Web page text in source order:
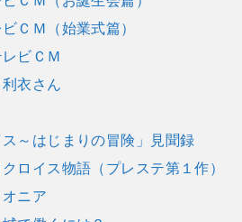
ＣＭ（始業式篇）
ビＣＭ
衣さん
～はじまりの冒険」見聞録
ロイス物語（プレステ第１作）
ニア